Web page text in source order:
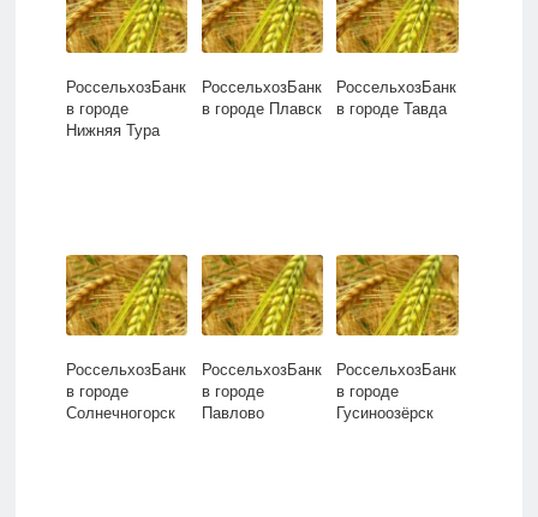
РоссельхозБанк
в городе
Нижняя Тура
РоссельхозБанк
в городе Плавск
РоссельхозБанк
в городе Тавда
РоссельхозБанк
в городе
Солнечногорск
РоссельхозБанк
в городе
Павлово
РоссельхозБанк
в городе
Гусиноозёрск